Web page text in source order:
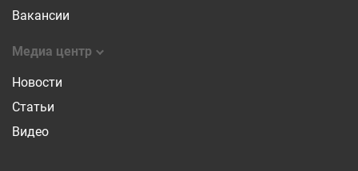
Вакансии
Медиа центр
Новости
Статьи
Видео